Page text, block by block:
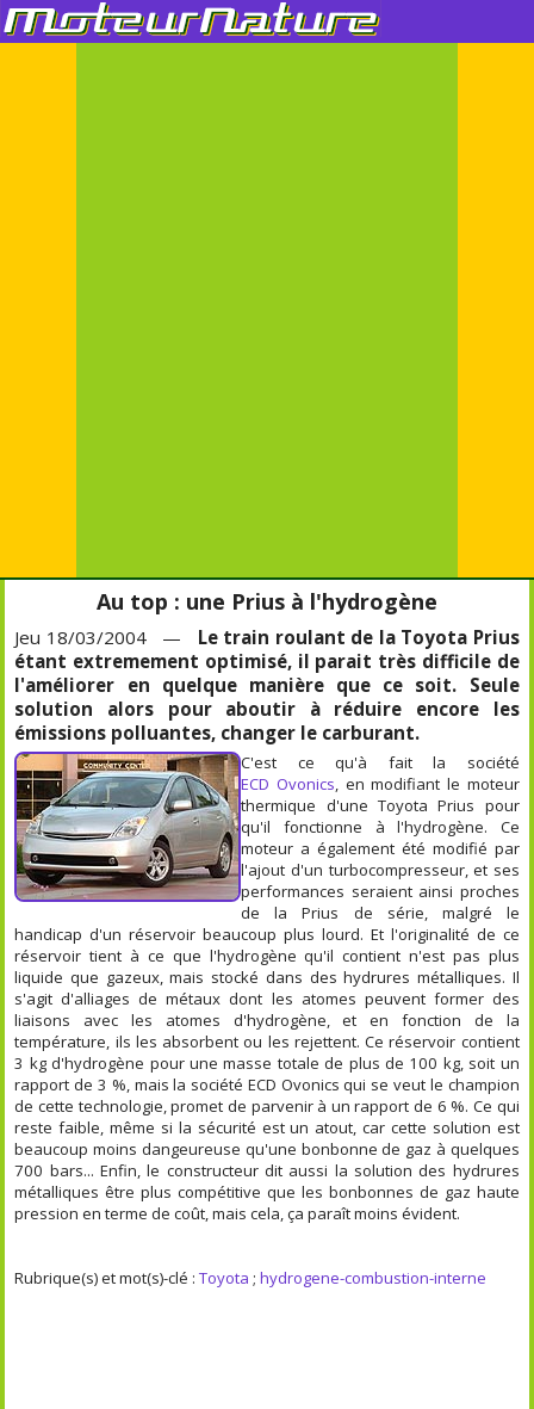
Au top : une Prius à l'hydrogène
Jeu 18/03/2004 — Le train roulant de la Toyota Prius
étant extremement optimisé, il parait très difficile de
l'améliorer en quelque manière que ce soit. Seule
solution alors pour aboutir à réduire encore les
émissions polluantes, changer le carburant.
C'est ce qu'à fait la société
ECD Ovonics, en modifiant le moteur
thermique d'une Toyota Prius pour
qu'il fonctionne à l'hydrogène. Ce
moteur a également été modifié par
l'ajout d'un turbocompresseur, et ses
performances seraient ainsi proches
de la Prius de série, malgré le
handicap d'un réservoir beaucoup plus lourd. Et l'originalité de ce
réservoir tient à ce que l'hydrogène qu'il contient n'est pas plus
liquide que gazeux, mais stocké dans des hydrures métalliques. Il
s'agit d'alliages de métaux dont les atomes peuvent former des
liaisons avec les atomes d'hydrogène, et en fonction de la
température, ils les absorbent ou les rejettent. Ce réservoir contient
3 kg d'hydrogène pour une masse totale de plus de 100 kg, soit un
rapport de 3 %, mais la société ECD Ovonics qui se veut le champion
de cette technologie, promet de parvenir à un rapport de 6 %. Ce qui
reste faible, même si la sécurité est un atout, car cette solution est
beaucoup moins dangeureuse qu'une bonbonne de gaz à quelques
700 bars... Enfin, le constructeur dit aussi la solution des hydrures
métalliques être plus compétitive que les bonbonnes de gaz haute
pression en terme de coût, mais cela, ça paraît moins évident.
Rubrique(s) et mot(s)-clé :Toyota ;hydrogene-combustion-interne